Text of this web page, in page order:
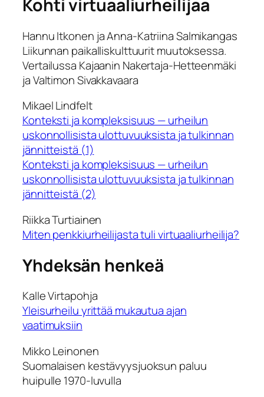
Kohti virtuaaliurheilijaa
Hannu Itkonen ja Anna-Katriina Salmikangas
Liikunnan paikalliskulttuurit muutoksessa.
Vertailussa Kajaanin Nakertaja-Hetteenmäki
ja Valtimon Sivakkavaara
Mikael Lindfelt
Konteksti ja kompleksisuus — urheilun
uskonnollisista ulottuvuuksista ja tulkinnan
jännitteistä (1)
Konteksti ja kompleksisuus — urheilun
uskonnollisista ulottuvuuksista ja tulkinnan
jännitteistä (2)
Riikka Turtiainen
Miten penkkiurheilijasta tuli virtuaaliurheilija?
Yhdeksän henkeä
Kalle Virtapohja
Yleisurheilu yrittää mukautua ajan
vaatimuksiin
Mikko Leinonen
Suomalaisen kestävyysjuoksun paluu
huipulle 1970-luvulla